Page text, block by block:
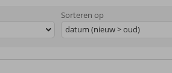
Sorteren op
datum (nieuw > oud)